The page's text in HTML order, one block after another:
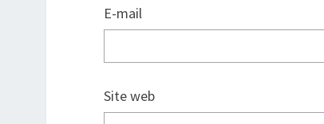
E-mail
Site web